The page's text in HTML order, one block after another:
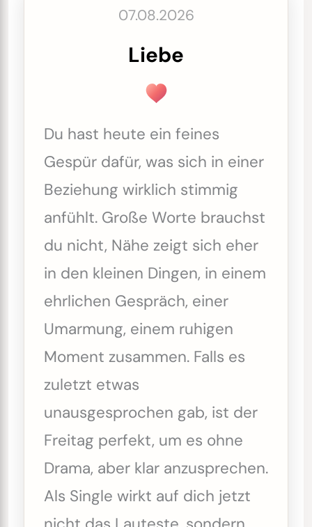
07.08.2026
Liebe
Du hast heute ein feines
Gespür dafür, was sich in einer
Beziehung wirklich stimmig
anfühlt. Große Worte brauchst
du nicht, Nähe zeigt sich eher
in den kleinen Dingen, in einem
ehrlichen Gespräch, einer
Umarmung, einem ruhigen
Moment zusammen. Falls es
zuletzt etwas
unausgesprochen gab, ist der
Freitag perfekt, um es ohne
Drama, aber klar anzusprechen.
Als Single wirkt auf dich jetzt